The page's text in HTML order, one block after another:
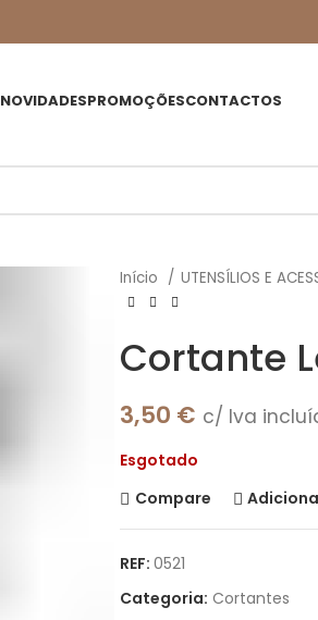
NOVIDADESPROMOÇÕESCONTACTOS
Início UTENSÍLIOS E
Cortante
3,50 € c/ Iva
Esgotado
Compare
REF: 0521
Categoria: Cortantes